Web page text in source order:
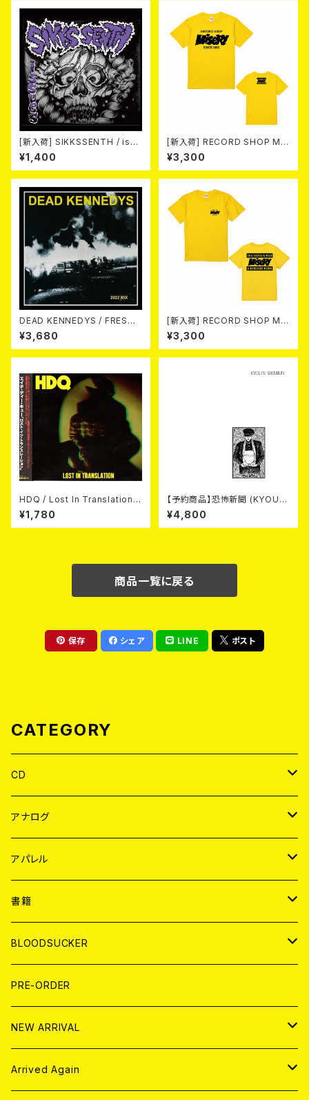
[新入荷] SIKKSSENTH / issu
es (CD-R)
¥1,400
[新入荷] RECORD SHOP MIS
ERY / 33th anniversary T-s
hirts (yellow ②)
¥3,300
DEAD KENNEDYS / FRESH
FRUIT FOR ROTTING VEGE
TABLES [2022 MIX](CD)
¥3,680
[新入荷] RECORD SHOP MIS
ERY / 33th anniversary T-s
hirts (yellow ①)
¥3,300
HDQ / Lost In Translation
CD
¥1,780
【予約商品】恐怖新聞 (KYOUF
U SHINBUN) / 死 (LP)【8月15
日発売】
¥4,800
商品一覧に戻る
保存 シェア LINE ポスト
CATEGORY
CD
JAPAN
WORLD
アナログ
JAPAN
７EP
LP
WORLD
7EP
LP
アパレル
JAPAN
T-shirt
HOOD
WORLD
T-shirt
HOOD
書籍
MAGAZINE
BOLLOCKS
EL ZINE
写真集 (PHOTOBOOK)
BLOODSUCKER
CD
アナログ
アパレル
PRE-ORDER
NEW ARRIVAL
CD
Arrived Again